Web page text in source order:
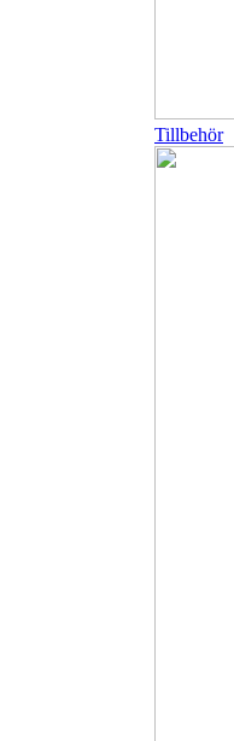
Tillbehör